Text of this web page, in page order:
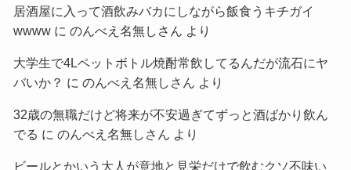
居酒屋に入って酒飲みバカにしながら飯食うキチガイ
wwwwに のんべえ名無しさん より
大学生で4Lペットボトル焼酎常飲してるんだが流石にヤ
バいか？ に のんべえ名無しさん より
32歳の無職だけど将来が不安過ぎてずっと酒ばかり飲ん
でる に のんべえ名無しさん より
ビールとかいう大人が意地と見栄だけで飲むクソ不味い